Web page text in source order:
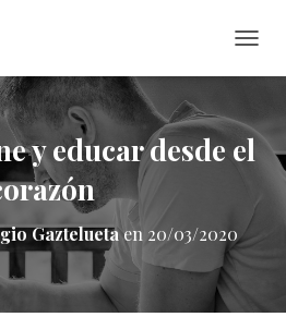
A
I
A
O
D
y educar desde el
Gazteluetaen 20/03/2020